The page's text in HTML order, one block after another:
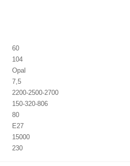
60
104
Opal
7,5
2200-2500-2700
150-320-806
80
E27
15000
230